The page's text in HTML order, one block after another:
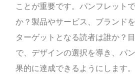
ことが重要です。パンフレット
か？製品やサービス、ブランド
ターゲットとなる読者は誰か？
で、デザインの選択を導き、パ
果的に達成できるようにします。